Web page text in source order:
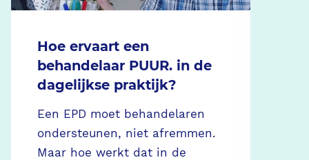
Hoe ervaart een
behandelaar PUUR. in de
dagelijkse praktijk?
Een EPD moet behandelaren
ondersteunen, niet afremmen.
Maar hoe werkt dat in de